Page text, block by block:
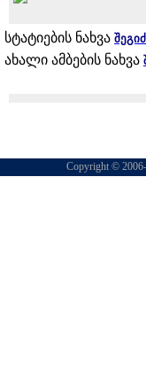
სტატიების ნახვა
ახალი ამბების ნახვა
Copyright ©